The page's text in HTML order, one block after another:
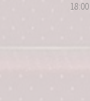
18:00